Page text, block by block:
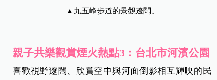
▲九五峰步道的景觀遼闊。
親子共樂觀賞煙火熱點3：台北市河濱公園
喜歡視野遼闊、欣賞空中與河面倒影相互輝映的民